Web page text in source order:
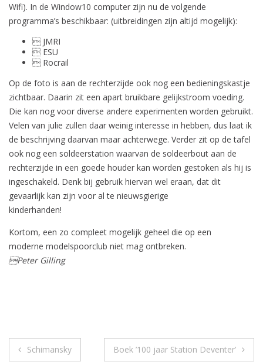
Wifi). In de Window10 computer zijn nu de volgende
programma’s beschikbaar: (uitbreidingen zijn altijd mogelijk):
 JMRI
 ESU
 Rocrail
Op de foto is aan de rechterzijde ook nog een bedieningskastje
zichtbaar. Daarin zit een apart bruikbare gelijkstroom voeding.
Die kan nog voor diverse andere experimenten worden gebruikt.
Velen van julie zullen daar weinig interesse in hebben, dus laat ik
de beschrijving daarvan maar achterwege. Verder zit op de tafel
ook nog een soldeerstation waarvan de soldeerbout aan de
rechterzijde in een goede houder kan worden gestoken als hij is
ingeschakeld. Denk bij gebruik hiervan wel eraan, dat dit
gevaarlijk kan zijn voor al te nieuwsgierige
kinderhanden!
Kortom, een zo compleet mogelijk geheel die op een
moderne modelspoorclub niet mag ontbreken.
Peter Gilling
Bericht
Schimansky Boek ’100 jaar Station Deventer’